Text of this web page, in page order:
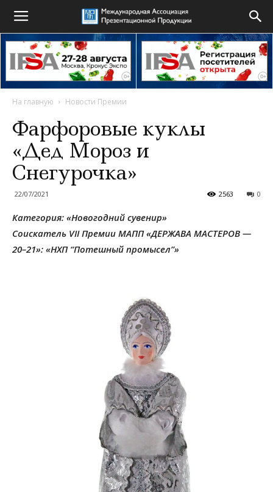
На главную Новости Премии
Фарфоровые куклы
«Дед Мороз и
Снегурочка»
22/07/2021 0
2563
Категория: «Новогодний сувенир»
Соискатель VII Премии МАПП «ДЕРЖАВА МАСТЕРОВ —
20–21»: «НХП “Потешный промысел”»